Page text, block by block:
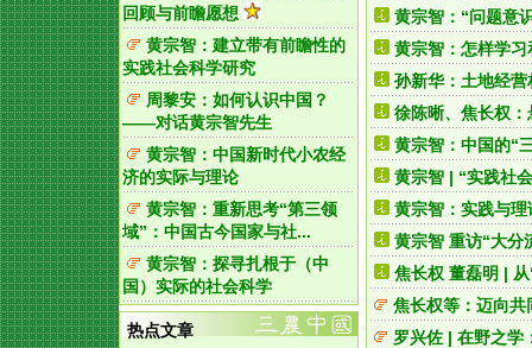
黄宗智：“问题意
黄宗智：怎样学
孙新华：土地经
徐陈晰、焦长权
黄宗智：中国的“
黄宗智 | “实践社
黄宗智：实践与
黄宗智 重访“大分
焦长权 董磊明 |
焦长权等：迈向
罗兴佐 | 在野之学
回顾与前瞻愿想
黄宗智：建立带有前瞻性的
实践社会科学研究
周黎安：如何认识中国？
——对话黄宗智先生
黄宗智：中国新时代小农经
济的实际与理论
黄宗智：重新思考“第三领
域”：中国古今国家与社...
黄宗智：探寻扎根于（中
国）实际的社会科学
热点文章